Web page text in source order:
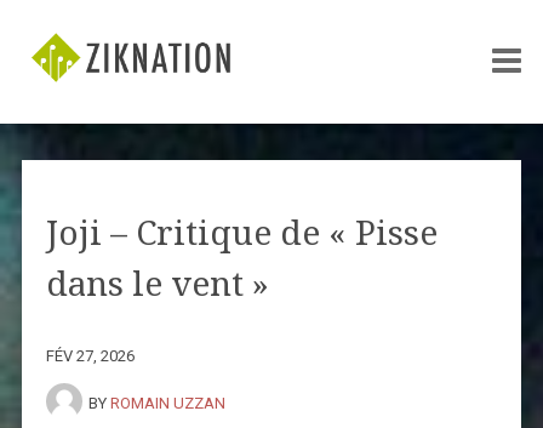
Joji – Critique de « Pisse
dans le vent »
FÉV 27, 2026
BY ROMAIN UZZAN